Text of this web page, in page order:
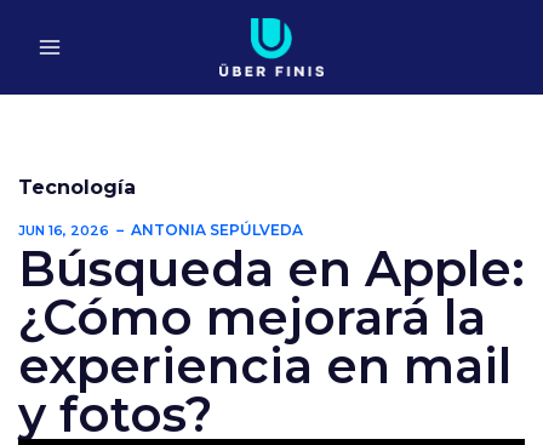
Tecnología
JUN 16, 2026 ANTONIA SEPÚLVEDA
Búsqueda en Apple:
¿Cómo mejorará la
experiencia en mail
y fotos?